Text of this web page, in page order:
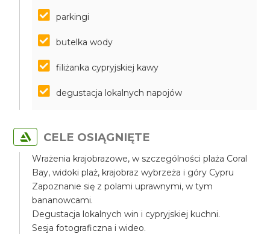
parkingi
butelka wody
filiżanka cypryjskiej kawy
degustacja lokalnych napojów
CELE OSIĄGNIĘTE
Wrażenia krajobrazowe, w szczególności plaża Coral
Bay, widoki plaż, krajobraz wybrzeża i góry Cypru
Zapoznanie się z polami uprawnymi, w tym
bananowcami.
Degustacja lokalnych win i cypryjskiej kuchni.
Sesja fotograficzna i wideo.